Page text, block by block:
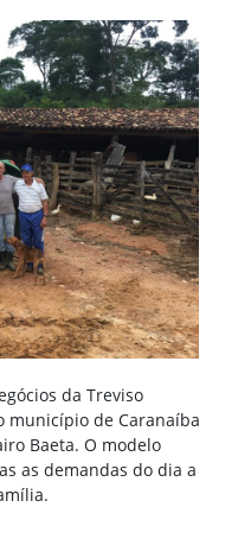
da Treviso
município de Caranaíba
Baeta. O modelo
as demandas do dia a